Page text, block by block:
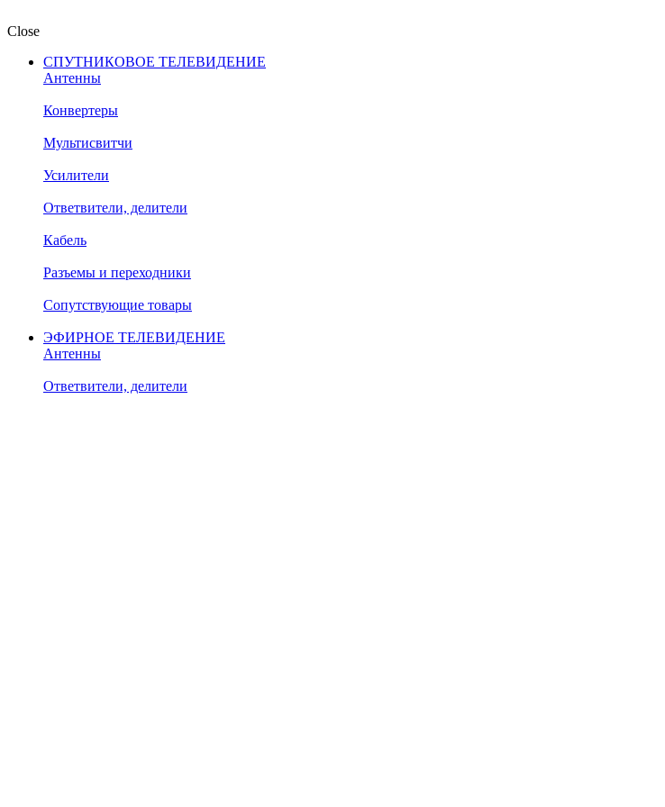
Close
СПУТНИКОВОЕ ТЕЛЕВИДЕНИЕ
Антенны
Конвертеры
Мультисвитчи
Усилители
Ответвители, делители
Кабель
Разъемы и переходники
Сопутствующие товары
ЭФИРНОЕ ТЕЛЕВИДЕНИЕ
Антенны
Ответвители, делители